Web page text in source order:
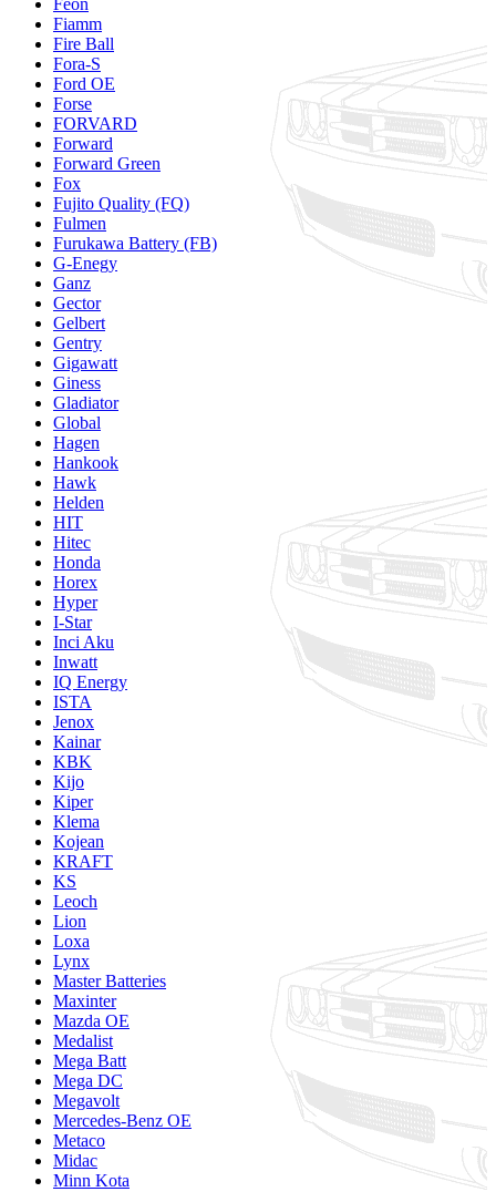
Feon
Fiamm
Fire Ball
Fora-S
Ford OE
Forse
FORVARD
Forward
Forward Green
Fox
Fujito Quality (FQ)
Fulmen
Furukawa Battery (FB)
G-Enegy
Ganz
Gector
Gelbert
Gentry
Gigawatt
Giness
Gladiator
Global
Hagen
Hankook
Hawk
Helden
HIT
Hitec
Honda
Horex
Hyper
I-Star
Inci Aku
Inwatt
IQ Energy
ISTA
Jenox
Kainar
KBK
Kijo
Kiper
Klema
Kojean
KRAFT
KS
Leoch
Lion
Loxa
Lynx
Master Batteries
Maxinter
Mazda OE
Medalist
Mega Batt
Mega DC
Megavolt
Mercedes-Benz OE
Metaco
Midac
Minn Kota